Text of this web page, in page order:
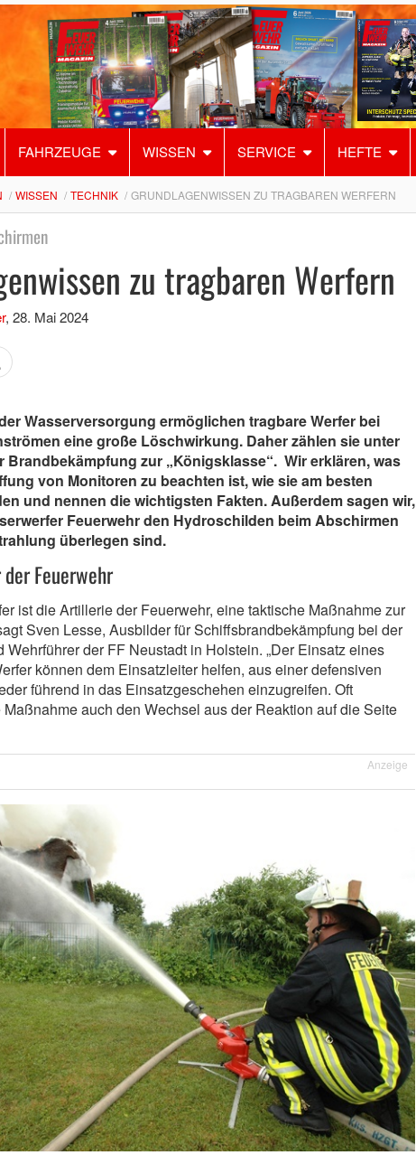
FAHRZEUGE WISSEN SERVICE HEFTE
WISSEN TECHNIK GRUNDLAGENWISSEN ZU TRAGBAREN WERFERN
zu tragbaren Werfern
, 28. Mai 2024
Wasserversorgung ermöglichen tragbare Werfer bei
eine große Löschwirkung. Daher zählen sie unter
Brandbekämpfung zur „Königsklasse“. Wir erklären, was
von Monitoren zu beachten ist, wie sie am besten
und nennen die wichtigsten Fakten. Außerdem sagen wir,
Feuerwehr den Hydroschilden beim Abschirmen
überlegen sind.
Feuerwehr
ist die Artillerie der Feuerwehr, eine taktische Maßnahme zur
Sven Lesse, Ausbilder für Schiffsbrandbekämpfung bei der
Wehrführer der FF Neustadt in Holstein. „Der Einsatz eines
können dem Einsatzleiter helfen, aus einer defensiven
führend in das Einsatzgeschehen einzugreifen. Oft
auch den Wechsel aus der Reaktion auf die Seite
Anzeige